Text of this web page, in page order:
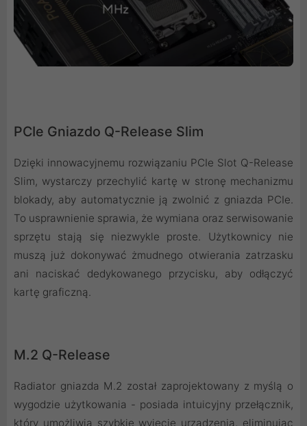
PCIe Gniazdo Q-Release Slim
Dzięki innowacyjnemu rozwiązaniu PCIe Slot Q-Release
Slim, wystarczy przechylić kartę w stronę mechanizmu
blokady, aby automatycznie ją zwolnić z gniazda PCIe.
To usprawnienie sprawia, że wymiana oraz serwisowanie
sprzętu stają się niezwykle proste. Użytkownicy nie
muszą już dokonywać żmudnego otwierania zatrzasku
ani naciskać dedykowanego przycisku, aby odłączyć
kartę graficzną.
M.2 Q-Release
Radiator gniazda M.2 został zaprojektowany z myślą o
wygodzie użytkowania - posiada intuicyjny przełącznik,
który umożliwia szybkie wyjęcie urządzenia, eliminując